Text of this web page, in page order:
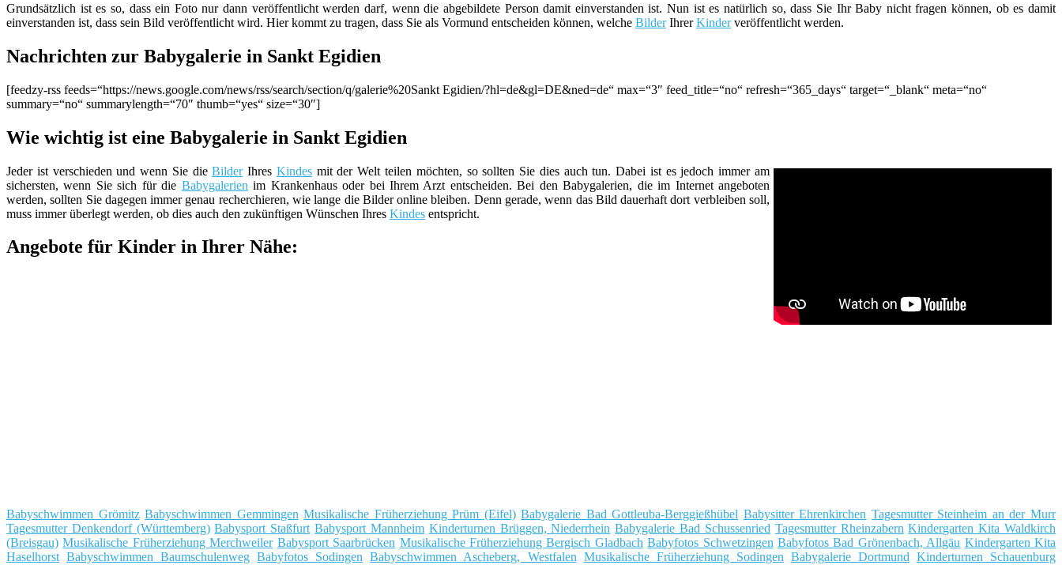
Grundsätzlich ist es so, dass ein Foto nur dann veröffentlicht werden darf, wenn die abgebildete Person damit einverstanden ist. Nun ist es natürlich so, dass Sie Ihr Baby nicht fragen können, ob es damit
einverstanden ist, dass sein Bild veröffentlicht wird. Hier kommt zu tragen, dass Sie als Vormund entscheiden können, welche BilderIhrerKinderveröffentlicht werden.
Nachrichten zur Babygalerie in Sankt Egidien
[feedzy-rss feeds=“https://news.google.com/news/rss/search/section/q/galerie%20Sankt Egidien/?hl=de&gl=DE&ned=de“ max=“3″ feed_title=“no“ refresh=“365_days“ target=“_blank“ meta=“no“
summary=“no“ summarylength=“70″ thumb=“yes“ size=“30″]
Wie wichtig ist eine Babygalerie in Sankt Egidien
Jeder ist verschieden und wenn Sie dieBilderIhres Kindesmit der Welt teilen möchten, so sollten Sie dies auch tun. Dabei ist es jedoch immer am
sichersten, wenn Sie sich für die Babygalerien im Krankenhaus oder bei Ihrem Arzt entscheiden. Bei den Babygalerien, die im Internet angeboten
werden, sollten Sie dagegen immer genau recherchieren, wie lange die Bilder online bleiben. Denn gerade, wenn das Bild dauerhaft dort verbleiben soll,
muss immer überlegt werden, ob dies auch den zukünftigen Wünschen Ihres Kindes entspricht.
Angebote für Kinder in Ihrer Nähe:
Babyschwimmen Grömitz Babyschwimmen Gemmingen Musikalische Früherziehung Prüm (Eifel) Babygalerie Bad Gottleuba-Berggießhübel Babysitter Ehrenkirchen Tagesmutter Steinheim an der Murr
Tagesmutter Denkendorf (Württemberg) Babysport Staßfurt Babysport Mannheim Kinderturnen Brüggen, Niederrhein Babygalerie Bad Schussenried Tagesmutter Rheinzabern Kindergarten Kita Waldkirch
(Breisgau) Musikalische Früherziehung Merchweiler Babysport Saarbrücken Musikalische Früherziehung Bergisch Gladbach Babyfotos Schwetzingen Babyfotos Bad Grönenbach, Allgäu Kindergarten Kita
Haselhorst Babyschwimmen Baumschulenweg Babyfotos Sodingen Babyschwimmen Ascheberg, Westfalen Musikalische Früherziehung Sodingen Babygalerie Dortmund Kinderturnen Schauenburg